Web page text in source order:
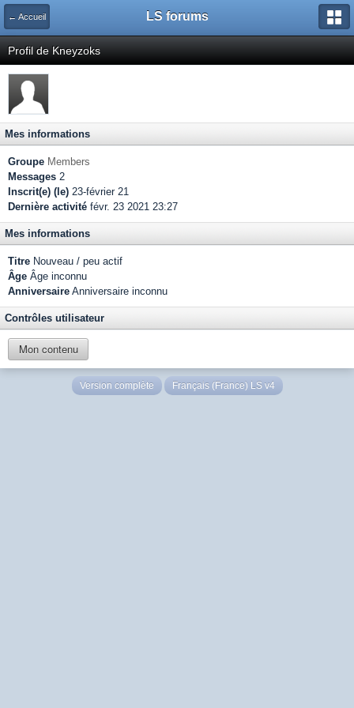
← Accueil LS forums
Profil de Kneyzoks
Mes informations
Groupe Members
Messages 2
Inscrit(e) (le) 23-février 21
Dernière activité févr. 23 2021 23:27
Mes informations
Titre Nouveau / peu actif
Âge Âge inconnu
Anniversaire Anniversaire inconnu
Contrôles utilisateur
Mon contenu
Version complète Français (France) LS v4